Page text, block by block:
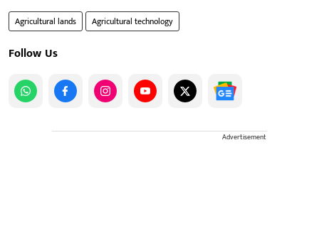
Agricultural lands Agricultural technology
Follow Us
Advertisement